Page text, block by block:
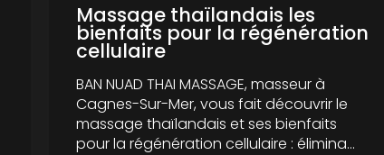
Massage thaïlandais les
bienfaits pour la régénération
cellulaire
BAN NUAD THAI MASSAGE, masseur à
Cagnes-Sur-Mer, vous fait découvrir le
massage thaïlandais et ses bienfaits
pour la régénération cellulaire : élimina...